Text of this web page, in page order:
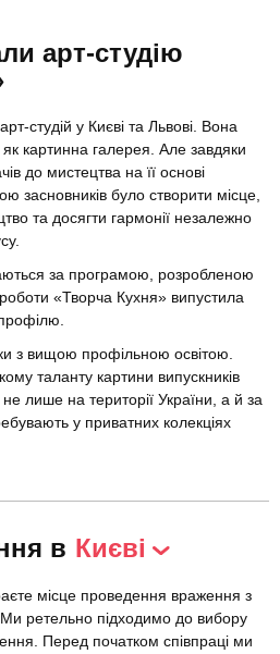
арт-студію
студій у Києві та Львові. Вона
картинна галерея. Але завдяки
до мистецтва на її основі
засновників було створити місце,
та досягти гармонії незалежно
за програмою, розробленою
«Творча Кухня» випустила
з вищою профільною освітою.
таланту картини випускників
лише на території України, а й за
у приватних колекціях
в Києві
місце проведення враження з
Ми ретельно підходимо до вибору
Перед початком співпраці ми